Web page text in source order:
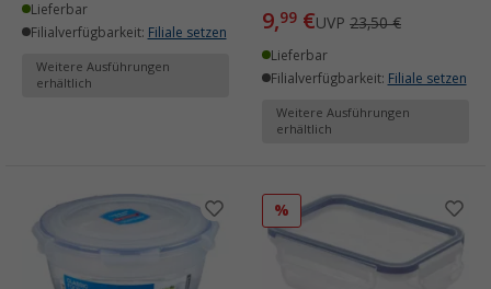
Lieferbar
Filialverfügbarkeit: Filiale setzen
Weitere Ausführungen
erhältlich
9,99 €UVP 23,50 €
Lieferbar
Filialverfügbarkeit: Filiale setzen
Weitere Ausführungen
erhältlich
%